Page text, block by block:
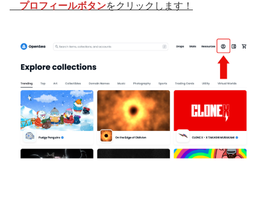
プロフィールボタンをクリックします！